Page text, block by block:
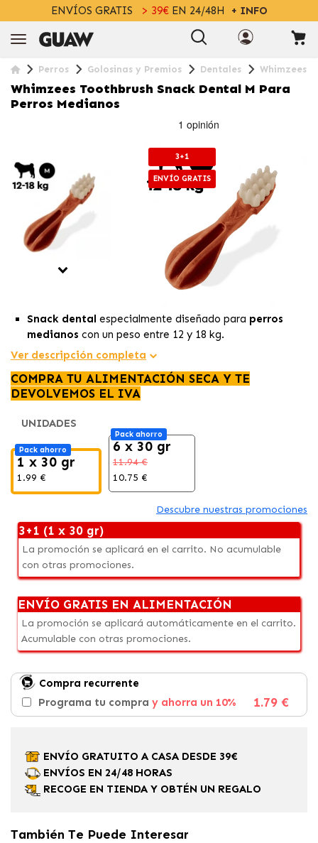
ENVÍOS GRATIS > 39€EN 24/48H + INFO
Perros Golosinas y Premios Dentales Whimzees
Whimzees Toothbrush Snack Dental M Para
Perros Medianos
3+1
ENVÍO GRATIS
Snack dental especialmente diseñado para perros
medianos con un peso entre 12 y 18 kg.
Presentadiseños exclusivos
dientes y una textura basada en
contribuyen a lalimpieza dentalal prevenir la
acumulación de placa y sarro, mientras promueve la
Ayuda a prevenir el mal aliento
Ver descripción completa
COMPRA TU ALIMENTACIÓN SECA Y TE
DEVOLVEMOS EL IVA
UNIDADES
Pack ahorro
1 x 30 gr
1.99 €
Pack ahorro
6 x 30 gr
11.94 €
10.75 €
Descubre nuestras promociones
3+1 (1 x 30 gr)
La promoción se aplicará en el carrito. No acumulable
con otras promociones.
ENVÍO GRATIS EN ALIMENTACIÓN
La promoción se aplicará automáticamente en el carrito.
Acumulable con otras promociones.
Compra recurrente
Programa tu compra y ahorra un 10% 1.79 €
ENVÍO GRATUITO A CASA DESDE 39€
ENVÍOS EN 24/48 HORAS
RECOGE EN TIENDA Y OBTÉN UN REGALO
También Te Puede Interesar